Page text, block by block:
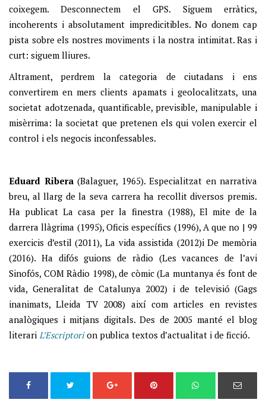
coixegem. Desconnectem el GPS. Siguem erràtics,
incoherents i absolutament impredicitibles. No donem cap
pista sobre els nostres moviments i la nostra intimitat. Ras i
curt: siguem lliures.
Altrament, perdrem la categoria de ciutadans i ens
convertirem en mers clients apamats i geolocalitzats, una
societat adotzenada, quantificable, previsible, manipulable i
misèrrima: la societat que pretenen els qui volen exercir el
control i els negocis inconfessables.
Eduard Ribera(Balaguer, 1965). Especialitzat en narrativa
breu, al llarg de la seva carrera ha recollit diversos premis.
Ha publicat La casa per la finestra (1988), El mite de la
darrera llàgrima (1995), Oficis específics (1996), A que no | 99
exercicis d’estil (2011), La vida assistida (2012)i De memòria
(2016). Ha difós guions de ràdio (Les vacances de l’avi
Sinofós, COM Ràdio 1998), de còmic (La muntanya és font de
vida, Generalitat de Catalunya 2002) i de televisió (Gags
inanimats, Lleida TV 2008) així com articles en revistes
analògiques i mitjans digitals. Des de 2005 manté el blog
literari L’Escriptorion publica textos d’actualitat i de ficció.